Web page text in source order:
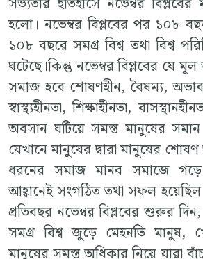
হলো। নভেম্বর বিপ্লবের পর ১০৮
১০৮ বছরে সমগ্র বিশ্ব তথা বিশ্ব
ঘটেছে।কিন্তু নভেম্বর বিপ্লবের যে
সমাজ হবে শোষণহীন, বৈষম্য, অভাব,
স্বাস্থ্যহীনতা, শিক্ষাহীনতা,
অবসান ঘটিয়ে সমস্ত মানুষের
যেখানে মানুষের দ্বারা মানুষের
ধরনের সমাজ মানব সমাজে
আহ্বানেই সংগঠিত তথা সফল হয়েছিল
প্রতিবছর নভেম্বর বিপ্লবের শুরুর
সমগ্র বিশ্ব জুড়ে মেহনতি মানুষ,
মানুষের সমস্ত অধিকার নিয়ে যারা